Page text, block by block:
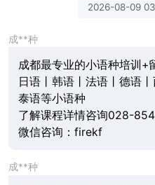
2026-08-09
成**种
成都最专业的小语种培训+
日语丨韩语丨法语丨德语丨
泰语等小语种
了解课程详情咨询028-
微信咨询：firekf
成**种